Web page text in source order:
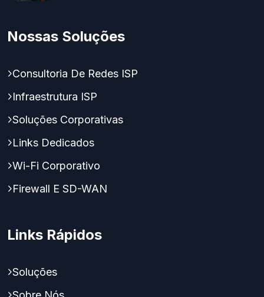
Nossas Soluções
Consultoria De Redes ISP
Infraestrutura ISP
Soluções Corporativas
Links Dedicados
Wi-Fi Corporativo
Firewall E SD-WAN
Links Rápidos
Soluções